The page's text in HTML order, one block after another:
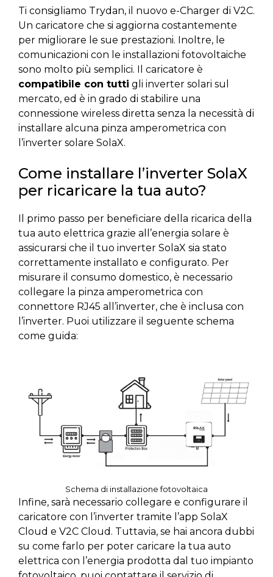
Ti consigliamo Trydan, il nuovo e-Charger di V2C.
Un caricatore che si aggiorna costantemente
per migliorare le sue prestazioni. Inoltre, le
comunicazioni con le installazioni fotovoltaiche
sono molto più semplici. Il caricatore è
compatibile con tutti gli inverter solari sul
mercato, ed è in grado di stabilire una
connessione wireless diretta senza la necessità di
installare alcuna pinza amperometrica con
l’inverter solare SolaX.
Come installare l’inverter SolaX
per ricaricare la tua auto?
Il primo passo per beneficiare della ricarica della
tua auto elettrica grazie all’energia solare è
assicurarsi che il tuo inverter SolaX sia stato
correttamente installato e configurato. Per
misurare il consumo domestico, è necessario
collegare la pinza amperometrica con
connettore RJ45 all’inverter, che è inclusa con
l’inverter. Puoi utilizzare il seguente schema
come guida:
Schema di installazione fotovoltaica
Infine, sarà necessario collegare e configurare il
caricatore con l’inverter tramite l’app SolaX
Cloud e V2C Cloud. Tuttavia, se hai ancora dubbi
su come farlo per poter caricare la tua auto
elettrica con l’energia prodotta dal tuo impianto